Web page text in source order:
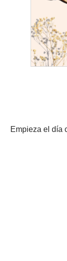
Empieza el día